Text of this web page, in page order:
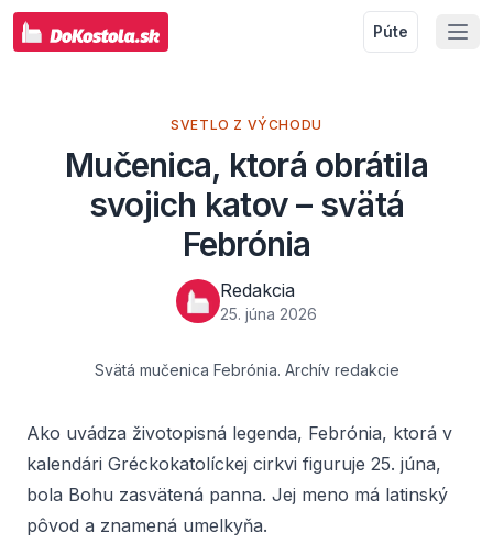
Púte
SVETLO Z VÝCHODU
Mučenica, ktorá obrátila
svojich katov – svätá
Febrónia
Redakcia
25. júna 2026
Svätá mučenica Febrónia. Archív redakcie
Ako uvádza životopisná legenda, Febrónia, ktorá v
kalendári Gréckokatolíckej cirkvi figuruje 25. júna,
bola Bohu zasvätená panna. Jej meno má latinský
pôvod a znamená umelkyňa.